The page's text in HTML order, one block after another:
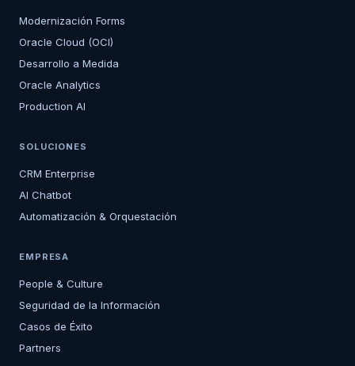
Modernización Forms
Oracle Cloud (OCI)
Desarrollo a Medida
Oracle Analytics
Production AI
SOLUCIONES
CRM Enterprise
AI Chatbot
Automatización & Orquestación
EMPRESA
People & Culture
Seguridad de la Información
Casos de Éxito
Partners